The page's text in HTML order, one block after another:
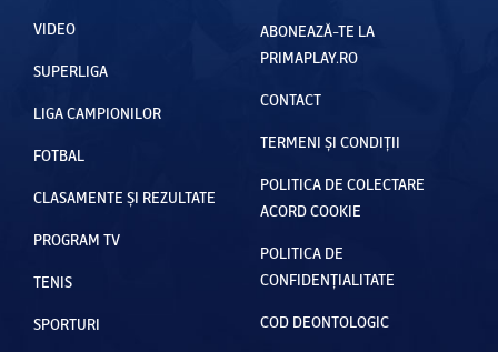
VIDEO
SUPERLIGA
LIGA CAMPIONILOR
FOTBAL
CLASAMENTE ȘI REZULTATE
PROGRAM TV
TENIS
SPORTURI
ABONEAZĂ-TE LA
PRIMAPLAY.RO
CONTACT
TERMENI ȘI CONDIȚII
POLITICA DE COLECTARE
ACORD COOKIE
POLITICA DE
CONFIDENȚIALITATE
COD DEONTOLOGIC